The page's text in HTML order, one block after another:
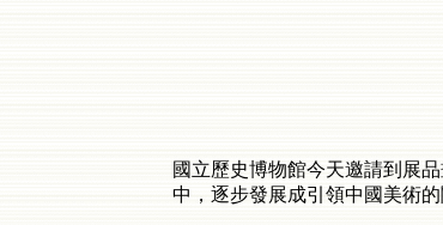
國立歷史博物館今天邀請到展
中，逐步發展成引領中國美術